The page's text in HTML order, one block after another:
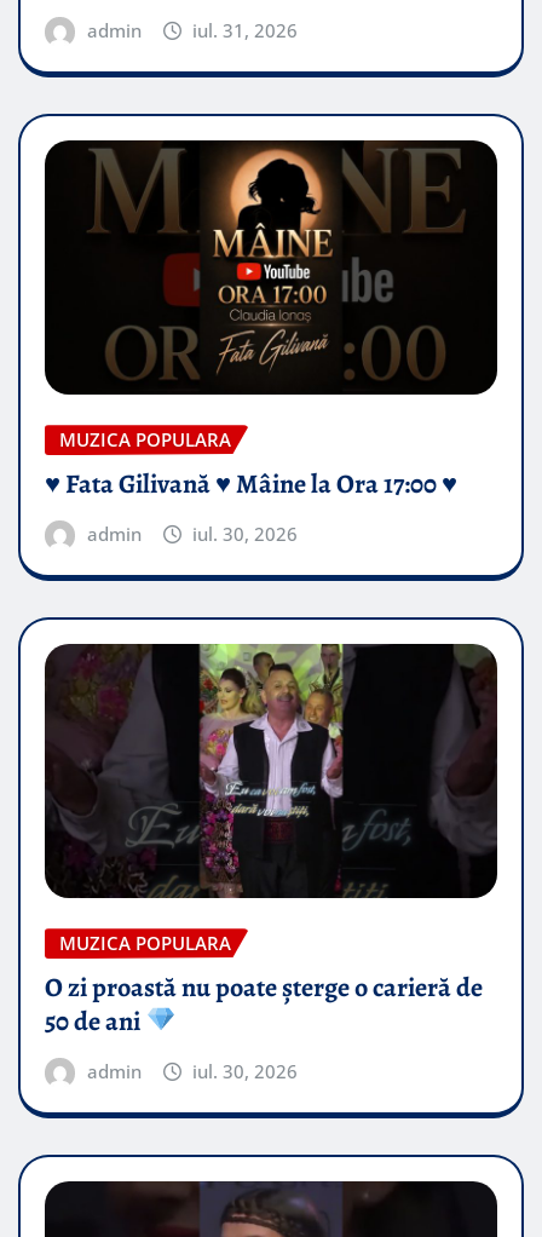
admin iul. 31, 2026
MUZICA POPULARA
♥️ Fata Gilivană ♥️ Mâine la Ora 17:00 ♥️
admin iul. 30, 2026
MUZICA POPULARA
O zi proastă nu poate șterge o carieră de
50 de ani
admin iul. 30, 2026